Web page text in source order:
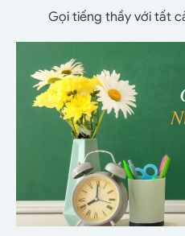
Gọi tiếng thầy với tất